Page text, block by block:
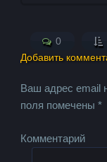
0
Добавить
Ваш адрес email
поля помечены*
Комментарий